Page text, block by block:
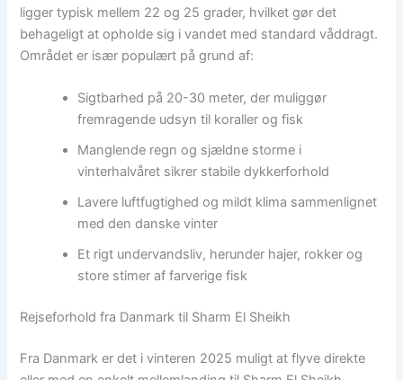
ligger typisk mellem 22 og 25 grader, hvilket gør det
behageligt at opholde sig i vandet med standard våddragt.
Området er især populært på grund af:
Sigtbarhed på 20-30 meter, der muliggør
fremragende udsyn til koraller og fisk
Manglende regn og sjældne storme i
vinterhalvåret sikrer stabile dykkerforhold
Lavere luftfugtighed og mildt klima sammenlignet
med den danske vinter
Et rigt undervandsliv, herunder hajer, rokker og
store stimer af farverige fisk
Rejseforhold fra Danmark til Sharm El Sheikh
Fra Danmark er det i vinteren 2025 muligt at flyve direkte